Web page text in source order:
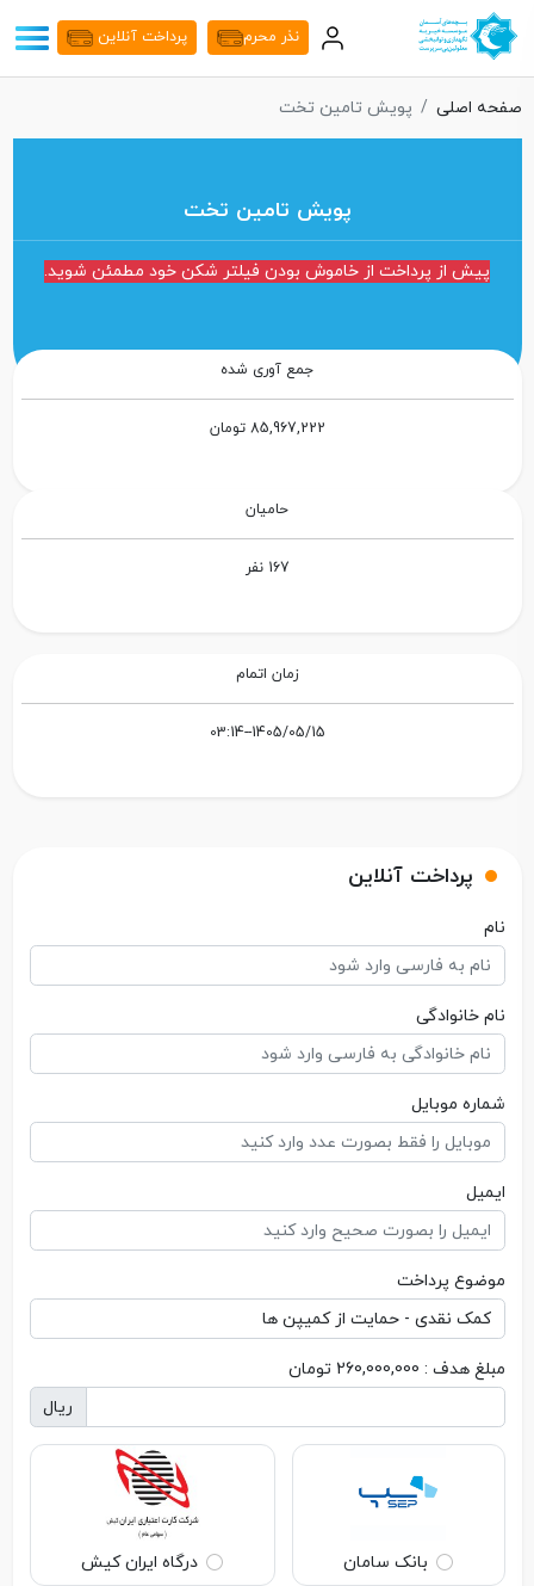
نذر محرم پرداخت آنلاین
صفحه اصلی پویش تامین تخت
پویش تامین تخت
پیش از پرداخت از خاموش بودن فیلتر شکن خود مطمئن شوید.
جمع آوری شده
85,967,222 تومان
حامیان
167 نفر
زمان اتمام
1405/05/15--03:14
پرداخت آنلاین
نام
نام خانوادگی
شماره موبایل
ایمیل
موضوع پرداخت
مبلغ هدف : 260,000,000 تومان
ریال
بانک سامان درگاه ایران کیش